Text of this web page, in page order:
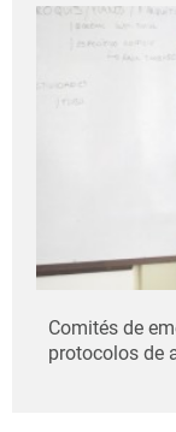
Comités de
protocolos de